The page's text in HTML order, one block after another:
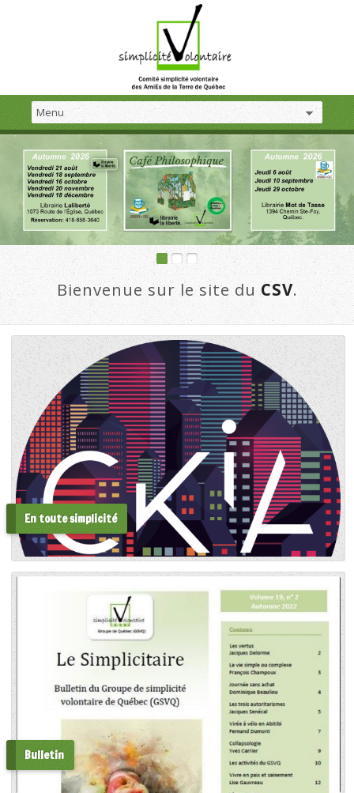
Bienvenue sur le site duCSV.
En toute simplicité
Bulletin